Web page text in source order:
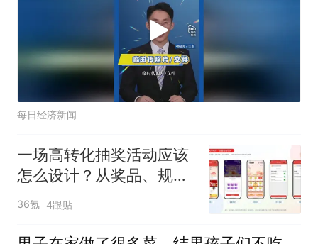
每日经济新闻
一场高转化抽奖活动应该
怎么设计？从奖品、规则
到传播路径的完整拆解
36氪 4跟贴